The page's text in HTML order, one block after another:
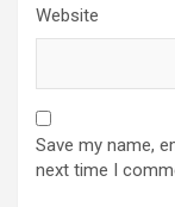
Website
Save my name,
next time I